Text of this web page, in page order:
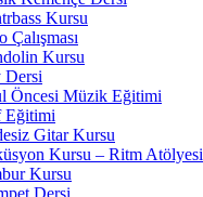
Kursu
Çalışması
Kursu
Dersi
Öncesi Müzik Eğitimi
Eğitimi
Gitar Kursu
Kursu – Ritm Atölyesi
Kursu
Dersi